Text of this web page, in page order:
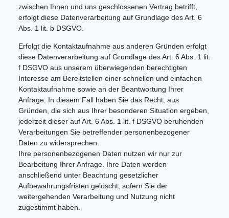
zwischen Ihnen und uns geschlossenen Vertrag betrifft,
erfolgt diese Datenverarbeitung auf Grundlage des Art. 6
Abs. 1 lit. b DSGVO.
Erfolgt die Kontaktaufnahme aus anderen Gründen erfolgt
diese Datenverarbeitung auf Grundlage des Art. 6 Abs. 1 lit.
f DSGVO aus unserem überwiegenden berechtigten
Interesse am Bereitstellen einer schnellen und einfachen
Kontaktaufnahme sowie an der Beantwortung Ihrer
Anfrage. In diesem Fall haben Sie das Recht, aus
Gründen, die sich aus Ihrer besonderen Situation ergeben,
jederzeit dieser auf Art. 6 Abs. 1 lit. f DSGVO beruhenden
Verarbeitungen Sie betreffender personenbezogener
Daten zu widersprechen.
Ihre personenbezogenen Daten nutzen wir nur zur
Bearbeitung Ihrer Anfrage. Ihre Daten werden
anschließend unter Beachtung gesetzlicher
Aufbewahrungsfristen gelöscht, sofern Sie der
weitergehenden Verarbeitung und Nutzung nicht
zugestimmt haben.